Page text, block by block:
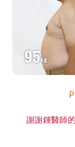
謝謝鍾醫師